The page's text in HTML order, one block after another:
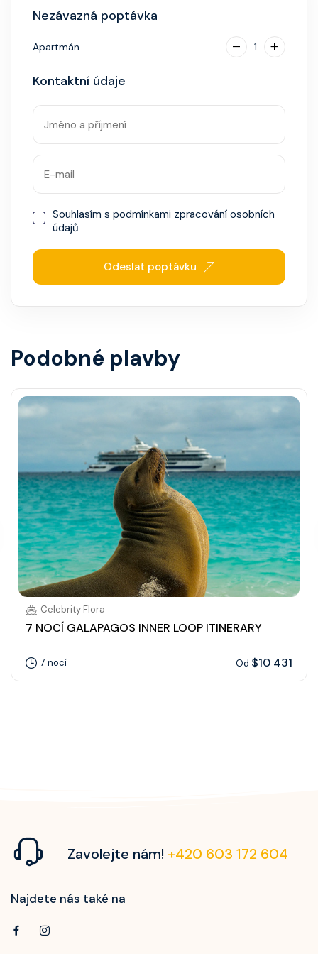
Nezávazná poptávka
Apartmán 1
Kontaktní údaje
Souhlasím s podmínkami zpracování osobních
údajů
Odeslat poptávku
Podobné plavby
Celebrity Flora
7 NOCÍ GALAPAGOS INNER LOOP ITINERARY
7 nocí Od $10 431
Zavolejte nám! +420 603 172 604
Najdete nás také na